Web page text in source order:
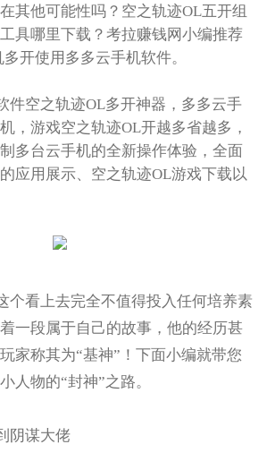
其他可能性吗？空之轨迹OL五开组
具哪里下载？考拉赚钱网小编推荐
开使用多多云手机软件。
件空之轨迹OL多开神器，多多云手
，游戏空之轨迹OL开越多省越多，
多台云手机的全新操作体验，全面
应用展示、空之轨迹OL游戏下载以
个看上去完全不值得投入任何培养素
一段属于自己的故事，他的经历甚
家称其为“基神”！下面小编就带您
人物的“封神”之路。
阴谋大佬